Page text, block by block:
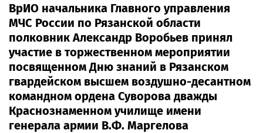
ВрИО начальника Главного управления
МЧС России по Рязанской области
полковник Александр Воробьев принял
участие в торжественном мероприятии
посвященном Дню знаний в Рязанском
гвардейском высшем воздушно-десантном
командном ордена Суворова дважды
Краснознаменном училище имени
генерала армии В.Ф. Маргелова